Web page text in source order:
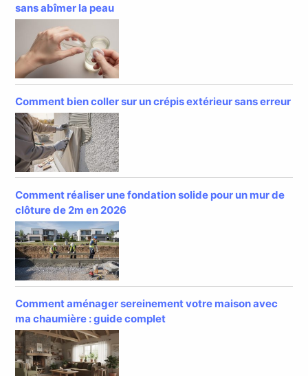
sans abîmer la peau
Comment bien coller sur un crépis extérieur sans erreur
Comment réaliser une fondation solide pour un mur de
clôture de 2m en 2026
Comment aménager sereinement votre maison avec
ma chaumière : guide complet